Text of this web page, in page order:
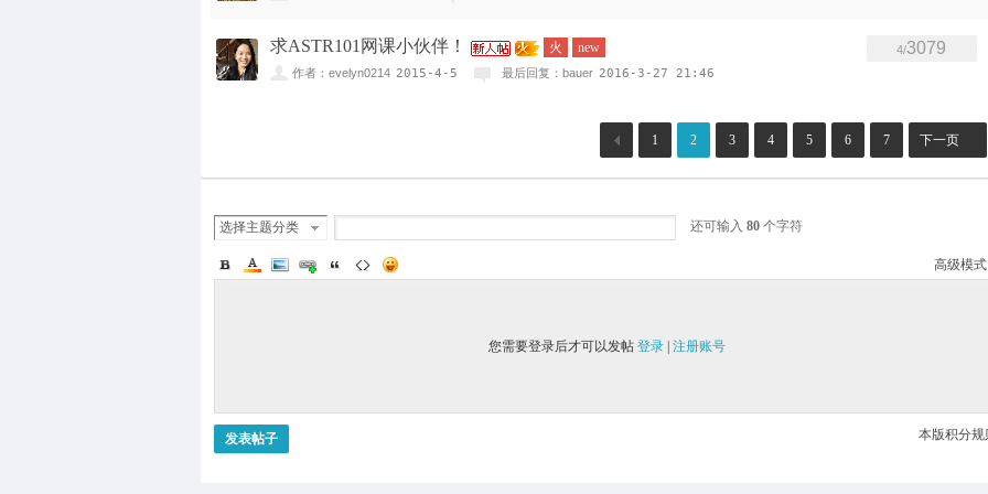
求ASTR101网课小伙伴！ 火 new
作者：evelyn0214 2015-4-5 最后回复：bauer 2016-3-27 21:46
4/3079
1 2 3 4 5 6 7 下一页
选择主题分类 还可输入 80 个字符
高级模式
您需要登录后才可以发帖 登录| 注册账号
本版积分规
发表帖子